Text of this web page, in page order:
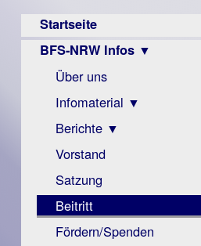
hier
Startseite
BFS-NRW Infos ▼
Über uns
Infomaterial ▼
Visus
Zeitschrift
Monokular
Mac
Instagram-
Links
Berichte ▼
Archiv
Berichte
Vorstand
Satzung
Beitritt
Fördern/Spenden